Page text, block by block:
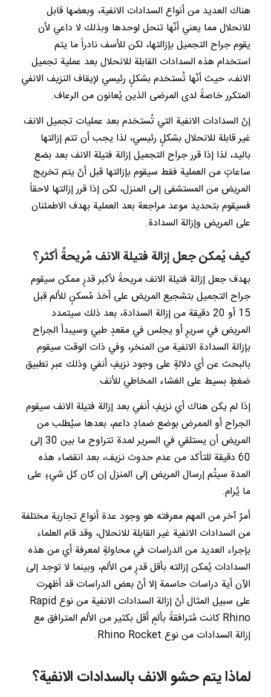
هناك العديد من أنواع السدادات الانفية، وبعضها قابل
للانحلال مما يعني أنّها تنحل لوحدها وبذلك لا داعي لأن
يقوم جراح التجميل بإزالتها، لكن للأسف نادراً ما يتم
استخدام هذه السدادات القابلة للانحلال بعد عملية تجميل
الانف، حيث أنّها تُستخدم بشكلٍ رئيسي لإيقاف النزيف الانفي
المتكرر خاصةً لدى المرضى الذين يُعانون من الرعاف.
إنّ السدادات الانفية التي تُستخدم بعد عمليات تجميل الانف
غير قابلة للانحلال بشكلٍ رئيسي، لذا يجب أن تتم إزالتها
باليد، لذا إذا قرر جراح التجميل إزالة فتيلة الانف بعد بضع
ساعاتٍ من العملية فقط سيقوم بإزالتها قبل أنّ يتم تخريج
المريض من المستشفى إلى المنزل، لكن إذا قرر إزالتها لاحقاً
فسيقوم بتحديد موعد مراجعة بعد العملية بهدف الاطمئنان
على المريض وإزالة السدادة.
كيف يُمكن جعل إزالة فتيلة الانف مُريحةً أكثر؟
بهدف جعل إزالة فتيلة الانف مريحةً لأكبر قدرٍ ممكن سيقوم
جراح التجميل بتشجيع المريض على أخذ مُسكنٍ للألم قبل
15 أو 20 دقيقة من إزالة السدادة، بعد ذلك سيتمدد
المريض في سريرٍ أو يجلس في مقعدٍ طبي وسيبدأ الجراح
بإزالة السدادة الانفية من المنخر، وفي ذات الوقت سيقوم
بالبحث عن أي دلالةٍ على وجود نزيفٍ أنفي وذلك عبر تطبيق
ضغطٍ بسيط على الغشاء المخاطي للأنف.
إذا لم يكن هناك أي نزيفٍ أنفي بعد إزالة فتيلة الانف سيقوم
الجراح أو الممرض بوضع ضمادٍ داعم، بعدها سيُطلب من
المريض أن يستلقي في السرير لمدة تتراوح ما بين 30 إلى
60 دقيقة للتأكد من عدم حدوث نزيف، بعد انقضاء هذه
المدة سيتُم إرسال المريض إلى المنزل إن كان كل شيءٍ على
ما يُرام.
أمرٌ آخر من المهم معرفته هو وجود عدة أنواع تجارية مختلفة
من السدادات الانفية غير القابلة للانحلال، وقد قام العلماء
بإجراء العديد من الدراسات في محاولةٍ لمعرفة أي من هذه
السدادات يُمكن إزالته بأقل قدرٍ من الألم، وبينما لا توجد إلى
الآن أية دراسات حاسمة إلا أنّ بعض الدراسات قد أظهرت
على سبيل المثال أنّ إزالة السدادات الانفية من نوع Rapid
Rhino كانت مُترافقةً بألمٍ أقل بكثير من الألم المترافق مع
إزالة السدادات من نوع Rhino Rocket.
لماذا يتم حشو الانف بالسدادات الانفية؟